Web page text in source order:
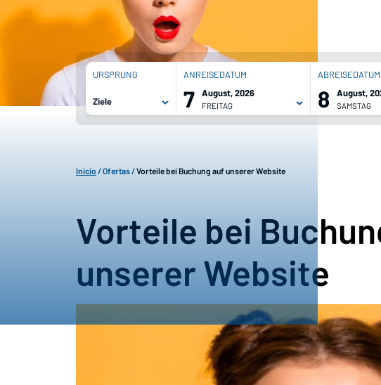
URSPRUNG
Ziele
ANREISEDATUM
7 August, 2026
FREITAG
ABREISEDATUM
8 August,
SAMSTAG
Inicio /Ofertas/Vorteile bei Buchung auf unserer Website
Vorteile bei
unserer Website